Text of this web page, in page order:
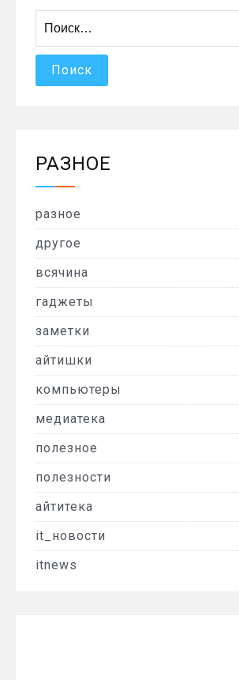
РАЗНОЕ
разное
другое
всячина
гаджеты
заметки
айтишки
компьютеры
медиатека
полезное
полезности
айтитека
it_новости
itnews